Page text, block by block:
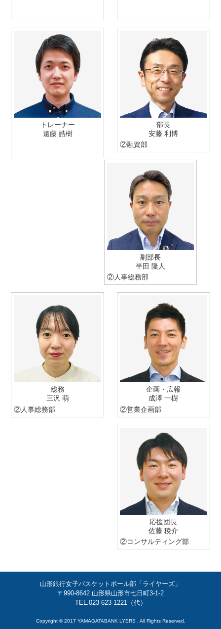
トレーナー
遠藤 皓樹
部長
安藤 利博
②融資部
副部長
半田 隆人
②人事総務部
企画・広報
成澤 一樹
②営業企画部
総務
三沢 萌
② 人事総務部
応援団長
佐藤 稜介
②コンサルティング部
山形銀行女子バスケットボール部「ライヤーズ」
〒990-8642 山形県山形市七日町3-1-2
TEL.023-623-1221（代）
Copyright © 2017 YAMAGATABANK LYERS . All Rights Reserved.